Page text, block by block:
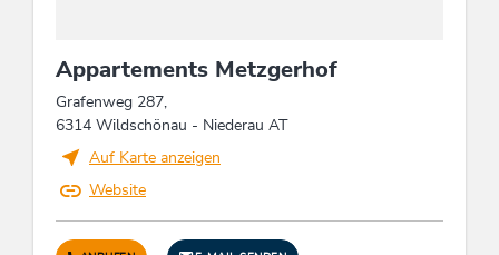
über die Gegend, Aufenthaltsraum Nichtraucher,
Spielraum, Zimmer/App. mit Aussicht,
Brandschutzeinrichtungen, Brötchenservice,
Gemeinschaftsgarten, Einstellplatz für Fahrräder,
Frühstücksraum, Skiabstellraum, Gästeküche,
Aufenthaltsraum, Hofeigene Produkte,
Sonnenterrasse, Gartengrill, Unterstellplatz für
Appartements Metzgerhof
Grafenweg 287,
6314 Wildschönau - Niederau AT
Auf Karte anzeigen
Website